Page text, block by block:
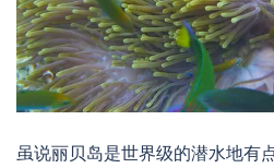
虽说丽贝岛是世界级的潜水地有